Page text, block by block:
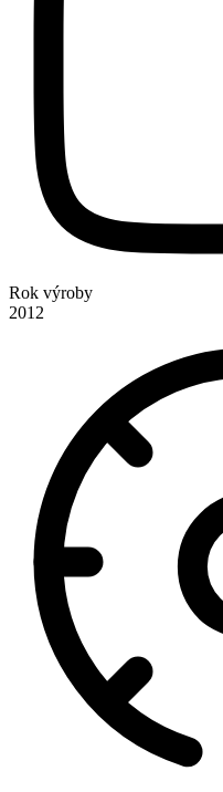
Rok výroby
2012